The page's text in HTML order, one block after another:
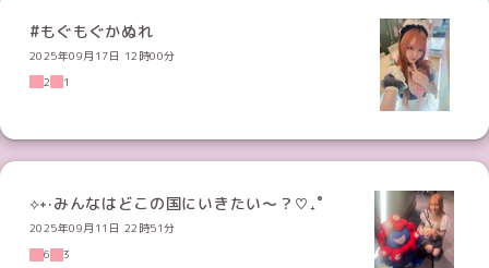
#もぐもぐかぬれ
2025年09月17日 12時00分
2
1
⟡˖·みんなはどこの国にいきたい〜？♡₊˚
2025年09月11日 22時51分
6
3